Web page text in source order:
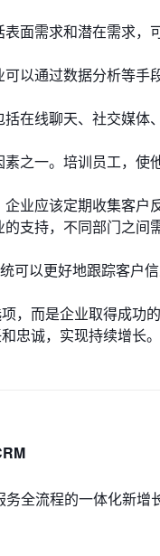
面需求和潜在需求
以通过数据分析等
在线聊天、社交媒
之一。培训员工，
业应该定期收集客
支持，不同部门之
可以更好地跟踪客户
，而是企业取得成功
忠诚，实现持续增长
全流程的一体化新增